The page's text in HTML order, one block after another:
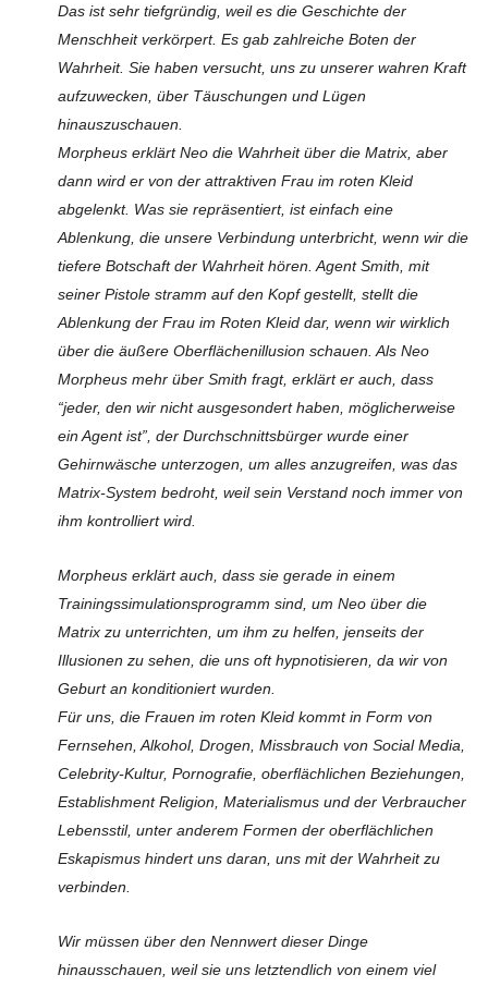
Das ist sehr tiefgründig, weil es die Geschichte der
Menschheit verkörpert.Es gab zahlreiche Boten der
Wahrheit.Sie haben versucht, uns zu unserer wahren Kraft
aufzuwecken, über Täuschungen und Lügen
hinauszuschauen.
Morpheus erklärt Neo die Wahrheit über die Matrix, aber
dann wird er von der attraktiven Frau im roten Kleid
abgelenkt. Was sie repräsentiert, ist einfach eine
Ablenkung, die unsere Verbindung unterbricht, wenn wir die
tiefere Botschaft der Wahrheit hören.Agent Smith, mit
seiner Pistole stramm auf den Kopf gestellt, stellt die
Ablenkung der Frau im Roten Kleid dar, wenn wir wirklich
über die äußere Oberflächenillusion schauen.Als Neo
Morpheus mehr über Smith fragt, erklärt er auch, dass
“jeder, den wir nicht ausgesondert haben, möglicherweise
ein Agent ist”, der Durchschnittsbürger wurde einer
Gehirnwäsche unterzogen, um alles anzugreifen, was das
Matrix-System bedroht, weil sein Verstand noch immer von
ihm kontrolliert wird.
Morpheus erklärt auch, dass sie gerade in einem
Trainingssimulationsprogramm sind, um Neo über die
Matrix zu unterrichten, um ihm zu helfen, jenseits der
Illusionen zu sehen, die uns oft hypnotisieren, da wir von
Geburt an konditioniert wurden.
Für uns, die Frauen im roten Kleid kommt in Form von
Fernsehen, Alkohol, Drogen, Missbrauch von Social Media,
Celebrity-Kultur, Pornografie, oberflächlichen Beziehungen,
Establishment Religion, Materialismus und der Verbraucher
Lebensstil, unter anderem Formen der oberflächlichen
Eskapismushindert uns daran, uns mit der Wahrheit zu
verbinden.
Wir müssen über den Nennwert dieser Dinge
hinausschauen, weil sie uns letztendlich von einem viel